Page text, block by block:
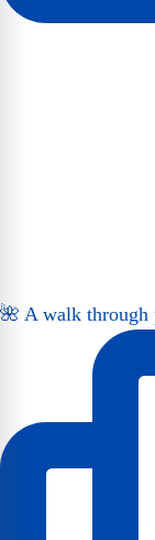
🌺 A walk